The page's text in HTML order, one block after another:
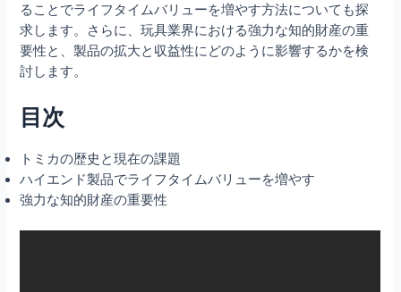
ることでライフタイムバリューを増やす方法についても探
求します。さらに、玩具業界における強力な知的財産の重
要性と、製品の拡大と収益性にどのように影響するかを検
討します。
目次
トミカの歴史と現在の課題
ハイエンド製品でライフタイムバリューを増やす
強力な知的財産の重要性